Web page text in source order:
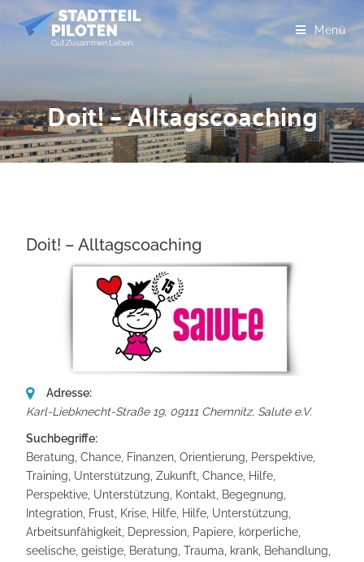
Menü
Doit! – Alltagscoaching
Doit! – Alltagscoaching
Adresse:
Karl-Liebknecht-Straße 19, 09111 Chemnitz, Salute e.V.
Suchbegriffe:
Beratung, Chance, Finanzen, Orientierung, Perspektive,
Training, Unterstützung, Zukunft, Chance, Hilfe,
Perspektive, Unterstützung, Kontakt, Begegnung,
Integration, Frust, Krise, Hilfe, Hilfe, Unterstützung,
Arbeitsunfähigkeit, Depression, Papiere, körperliche,
seelische, geistige, Beratung, Trauma, krank, Behandlung,